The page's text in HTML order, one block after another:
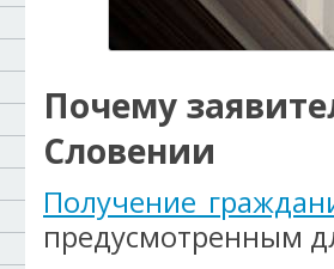
Почему
Словении
Получение
предусмотренным